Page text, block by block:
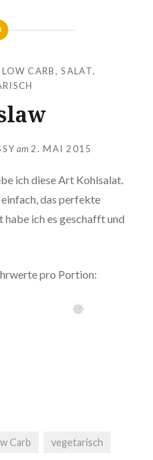
LOW CARB,SALAT,
am 2. MAI 2015
ich diese Art Kohlsalat.
das perfekte
ich es geschafft und
pro Portion:
Carb vegetarisch